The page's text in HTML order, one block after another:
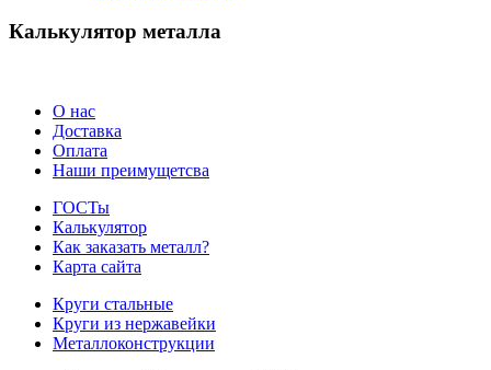
Калькулятор металла
О нас
Доставка
Оплата
Наши преимущетсва
ГОСТы
Калькулятор
Как заказать металл?
Карта сайта
Круги стальные
Круги из нержавейки
Металлоконструкции